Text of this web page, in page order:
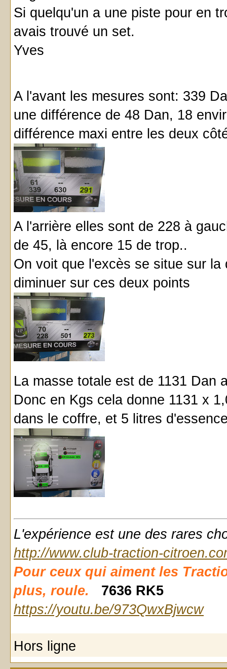
Si quelqu'un a une piste pour en
avais trouvé un set.
Yves
A l'avant les mesures sont: 339
une différence de 48 Dan, 18
différence maxi entre les deux
A l'arrière elles sont de 228 à
de 45, là encore 15 de trop..
On voit que l'excès se situe sur
diminuer sur ces deux points
La masse totale est de 1131 Dan
Donc en Kgs cela donne 1131 x
dans le coffre, et 5 litres
L'expérience est une des rares
http://www.club-traction-
Pour ceux qui aiment les
plus, roule.
7636 RK5
https://youtu.be/973QwxBjwcw
Hors ligne